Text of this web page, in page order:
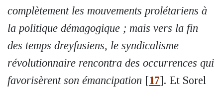
complètement les mouvements prolétariens à
la politique démagogique ; mais vers la fin
des temps dreyfusiens, le syndicalisme
révolutionnaire rencontra des occurrences qui
favorisèrent son émancipation [17]. Et Sorel